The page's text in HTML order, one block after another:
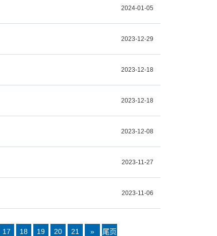
2024-01-05
2023-12-29
2023-12-18
2023-12-18
2023-12-08
2023-11-27
2023-11-06
17 18 19 20 21 »
尾页